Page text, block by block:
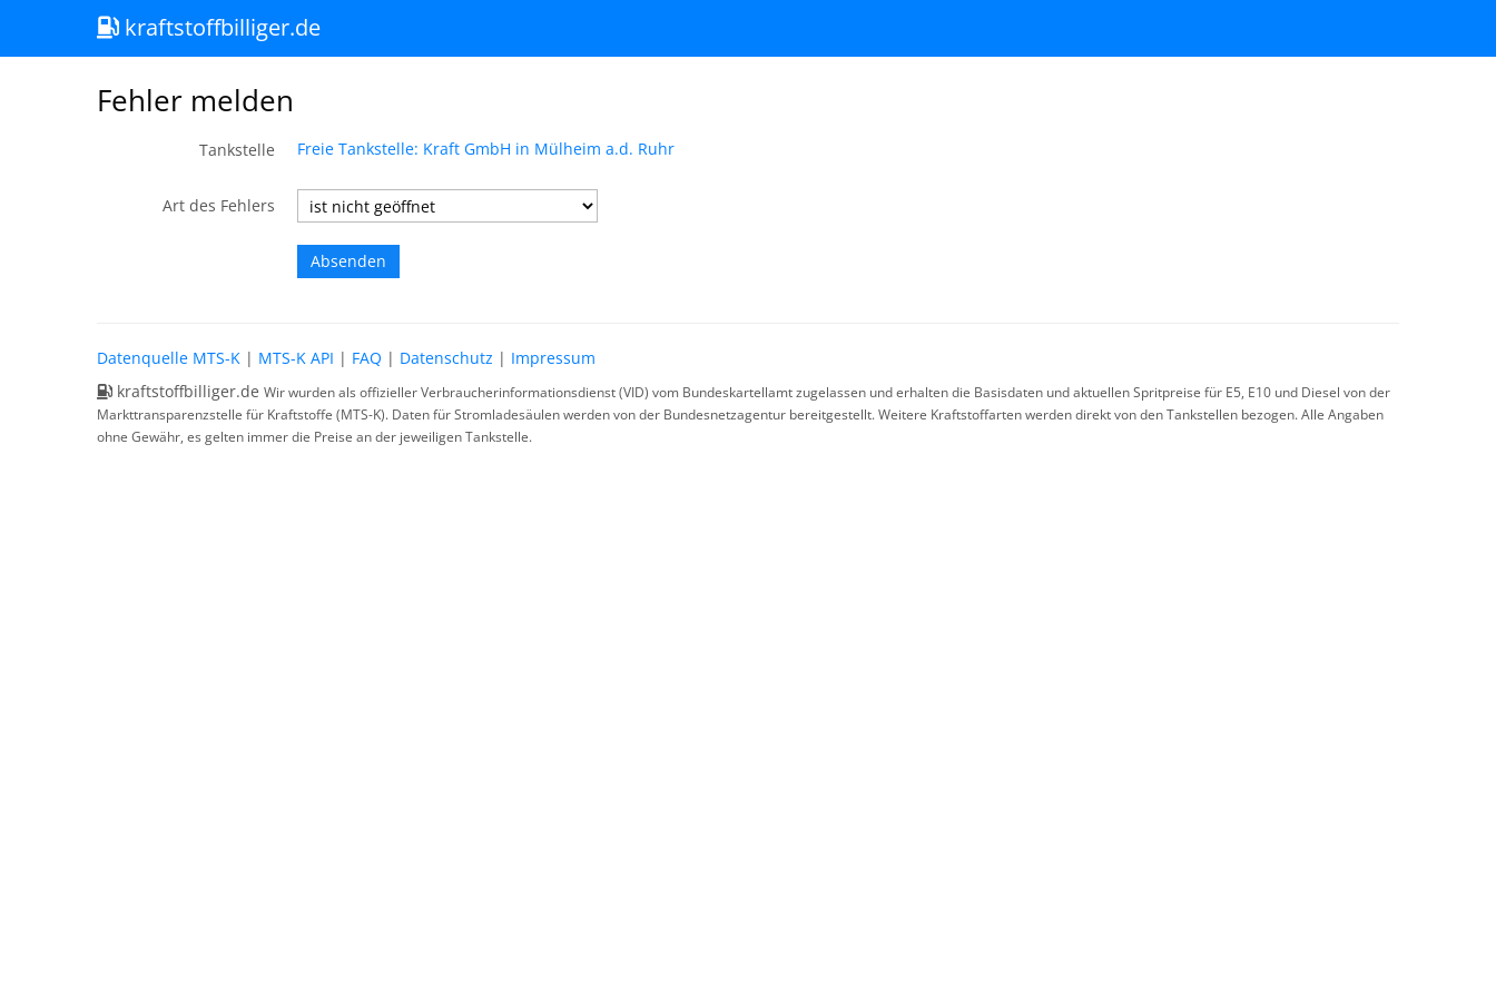
kraftstoffbilliger.de
Fehler melden
Tankstelle Freie Tankstelle: Kraft GmbH in Mülheim a.d. Ruhr
Art des Fehlers
Datenquelle MTS-K | MTS-K API | FAQ | Datenschutz | Impressum
kraftstoffbilliger.de Wir wurden als offizieller Verbraucherinformationsdienst (VID) vom Bundeskartellamt zugelassen und erhalten die Basisdaten und aktuellen Spritpreise für E5, E10 und Diesel von der
Markttransparenzstelle für Kraftstoffe (MTS-K). Daten für Stromladesäulen werden von der Bundesnetzagentur bereitgestellt. Weitere Kraftstoffarten werden direkt von den Tankstellen bezogen. Alle Angaben
ohne Gewähr, es gelten immer die Preise an der jeweiligen Tankstelle.